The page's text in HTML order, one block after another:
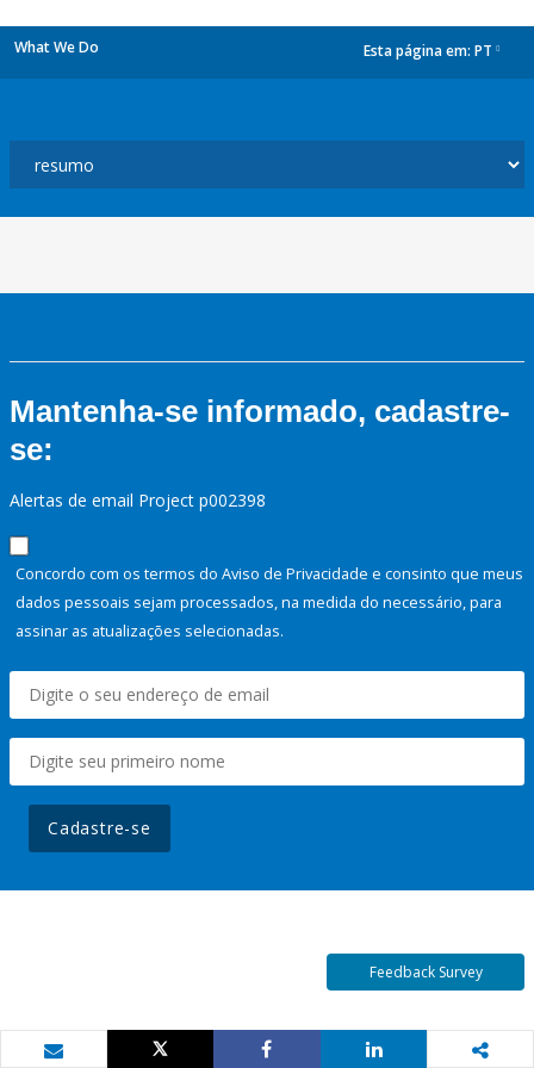
What We Do Esta página em: PT
Mantenha-se informado, cadastre-
se:
Alertas de email Project p002398
Concordo com os termos do Aviso de Privacidade e consinto que meus
dados pessoais sejam processados, na medida do necessário, para
assinar as atualizações selecionadas.
Cadastre-se
Feedback Survey